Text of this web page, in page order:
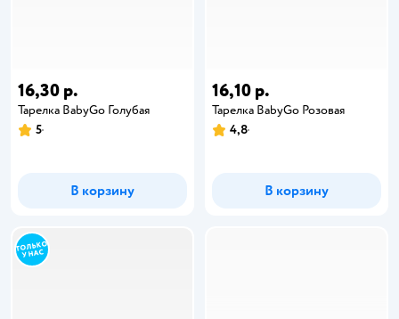
16,30 р.
Тарелка BabyGo Голубая
5
В корзину
16,10 р.
Тарелка BabyGo Розовая
4,8
В корзину